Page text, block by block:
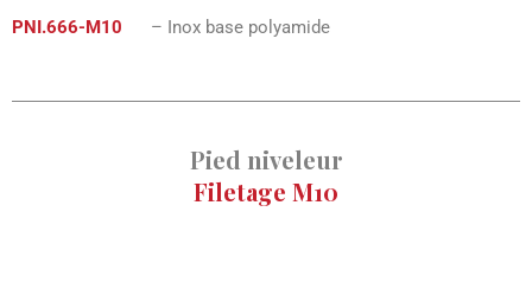
PNI.666-M10 – Inox base polyamide
Pied niveleur
Filetage M10